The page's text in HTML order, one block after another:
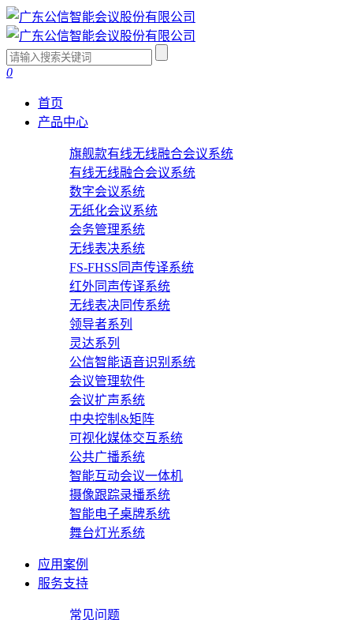
0
首页
产品中心
旗舰款有线无线融合会议系统
有线无线融合会议系统
数字会议系统
无纸化会议系统
会务管理系统
无线表决系统
FS-FHSS同声传译系统
红外同声传译系统
无线表决同传系统
领导者系列
灵达系列
公信智能语音识别系统
会议管理软件
会议扩声系统
中央控制&矩阵
可视化媒体交互系统
公共广播系统
智能互动会议一体机
摄像跟踪录播系统
智能电子桌牌系统
舞台灯光系统
应用案例
服务支持
常见问题